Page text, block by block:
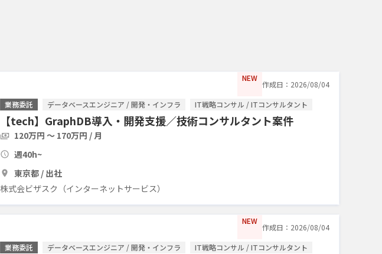
NEW
作成日：2026/08/04
業務委託
データベースエンジニア / 開発・インフラ IT戦略コンサル / ITコンサルタント
【tech】GraphDB導入・開発支援／技術コンサルタント案件
120万円 〜 170万円 / 月
週40h~
東京都 / 出社
株式会ビザスク（インターネットサービス）
NEW
作成日：2026/08/04
業務委託
データベースエンジニア / 開発・インフラ IT戦略コンサル / ITコンサルタント